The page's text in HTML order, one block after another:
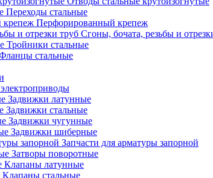
Переходы стальные
Перфорированный крепеж
Сгоны, бочата, резьбы и
Тройники стальные
стальные
Задвижки латунные
Задвижки стальные
Задвижки чугунные
Задвижки шиберные
Запчасти для арматуры запорной
Затворы поворотные
Клапаны латунные
Клапаны стальные